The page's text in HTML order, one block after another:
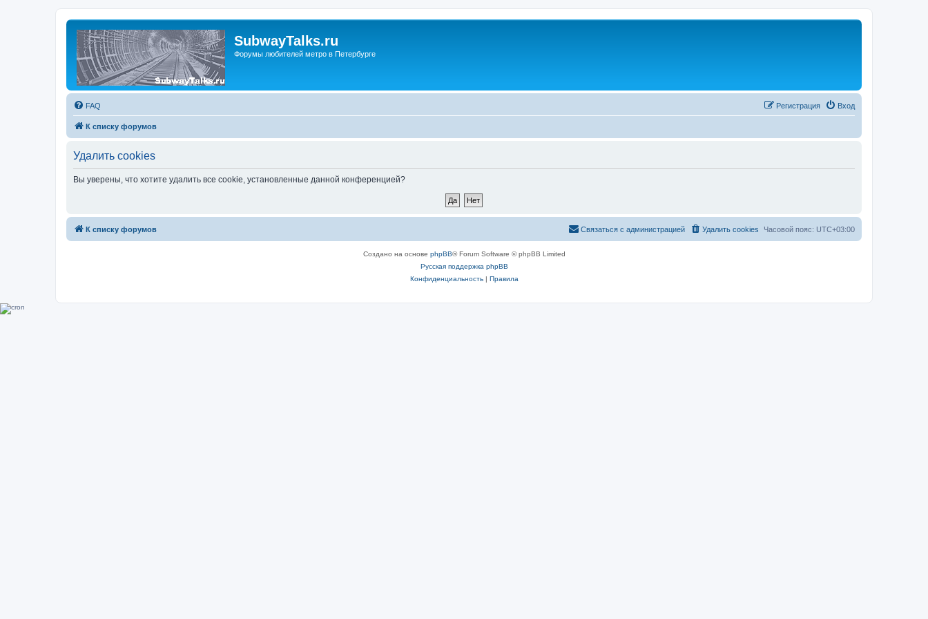
SubwayTalks.ru
Форумы любителей метро в Петербурге
FAQ Вход
Регистрация
К списку форумов
Удалить cookies
Вы уверены, что хотите удалить все cookie, установленные данной конференцией?
К списку форумов Часовой пояс: UTC+03:00
Удалить cookies
Связаться с администрацией
Создано на основе phpBB® Forum Software © phpBB Limited
Русская поддержка phpBB
Конфиденциальность| Правила